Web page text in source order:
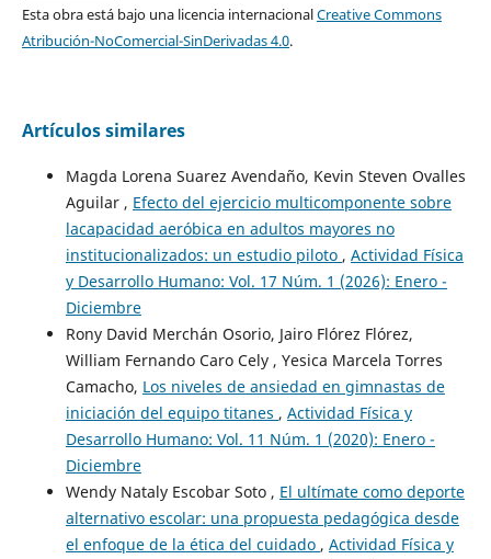
Esta obra está bajo una licencia internacionalCreative Commons
Atribución-NoComercial-SinDerivadas 4.0.
Artículos similares
Magda Lorena Suarez Avendaño, Kevin Steven Ovalles
Aguilar , Efecto del ejercicio multicomponente sobre
lacapacidad aeróbica en adultos mayores no
institucionalizados: un estudio piloto , Actividad Física
y Desarrollo Humano: Vol. 17 Núm. 1 (2026): Enero -
Diciembre
Rony David Merchán Osorio, Jairo Flórez Flórez,
William Fernando Caro Cely , Yesica Marcela Torres
Camacho, Los niveles de ansiedad en gimnastas de
iniciación del equipo titanes , Actividad Física y
Desarrollo Humano: Vol. 11 Núm. 1 (2020): Enero -
Diciembre
Wendy Nataly Escobar Soto , El ultímate como deporte
alternativo escolar: una propuesta pedagógica desde
el enfoque de la ética del cuidado , Actividad Física y